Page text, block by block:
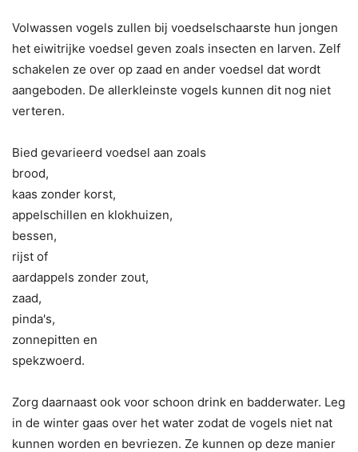
Volwassen vogels zullen bij voedselschaarste hun jongen
het eiwitrijke voedsel geven zoals insecten en larven. Zelf
schakelen ze over op zaad en ander voedsel dat wordt
aangeboden. De allerkleinste vogels kunnen dit nog niet
verteren.
Bied gevarieerd voedsel aan zoals
brood,
kaas zonder korst,
appelschillen en klokhuizen,
bessen,
rijst of
aardappels zonder zout,
zaad,
pinda's,
zonnepitten en
spekzwoerd.
Zorg daarnaast ook voor schoon drink en badderwater. Leg
in de winter gaas over het water zodat de vogels niet nat
kunnen worden en bevriezen. Ze kunnen op deze manier